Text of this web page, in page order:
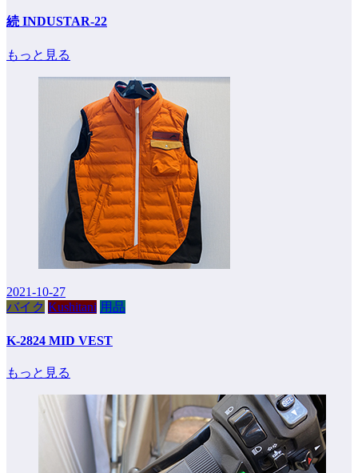
続 INDUSTAR-22
もっと見る
2021-10-27
バイク Kushitani 用品
K-2824 MID VEST
もっと見る